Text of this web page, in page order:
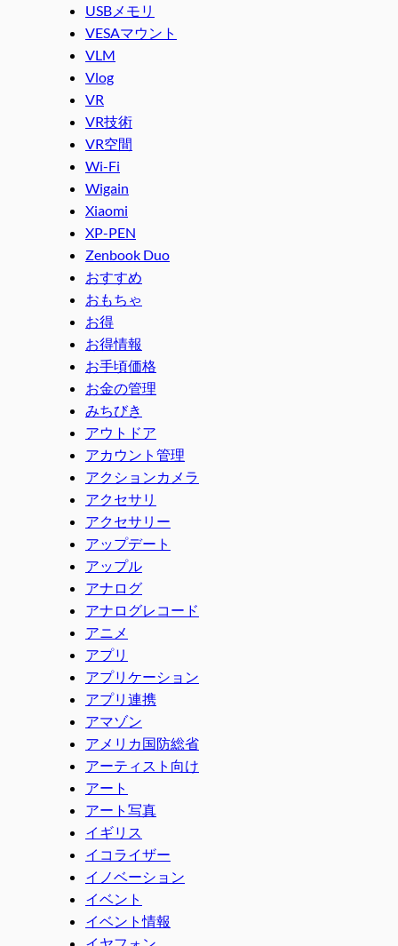
USBメモリ
VESAマウント
VLM
Vlog
VR
VR技術
VR空間
Wi-Fi
Wigain
Xiaomi
XP-PEN
Zenbook Duo
おすすめ
おもちゃ
お得
お得情報
お手頃価格
お金の管理
みちびき
アウトドア
アカウント管理
アクションカメラ
アクセサリ
アクセサリー
アップデート
アップル
アナログ
アナログレコード
アニメ
アプリ
アプリケーション
アプリ連携
アマゾン
アメリカ国防総省
アーティスト向け
アート
アート写真
イギリス
イコライザー
イノベーション
イベント
イベント情報
イヤフォン